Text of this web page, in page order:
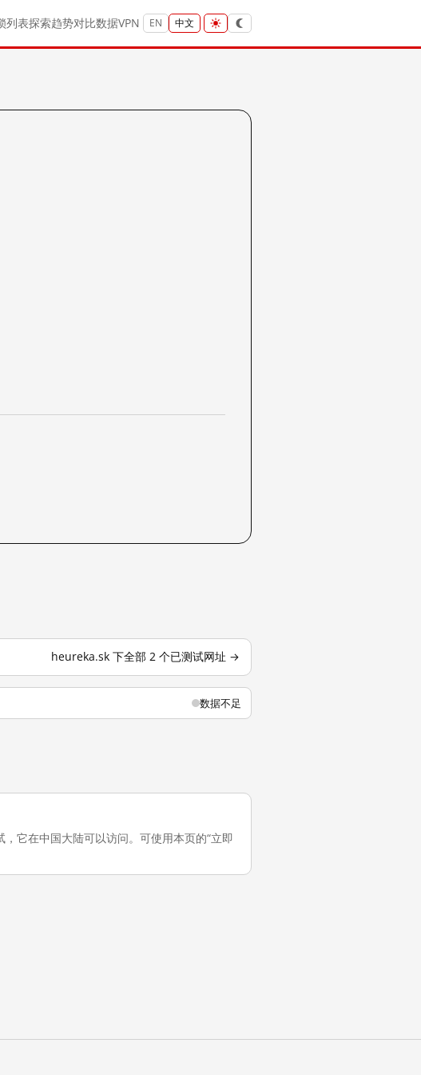
列表探索趋势对比数据VPN EN 中文
heureka.sk 下全部 2 个已测试网址 →
数据不足
它在中国大陆可以访问。可使用本页的“立即